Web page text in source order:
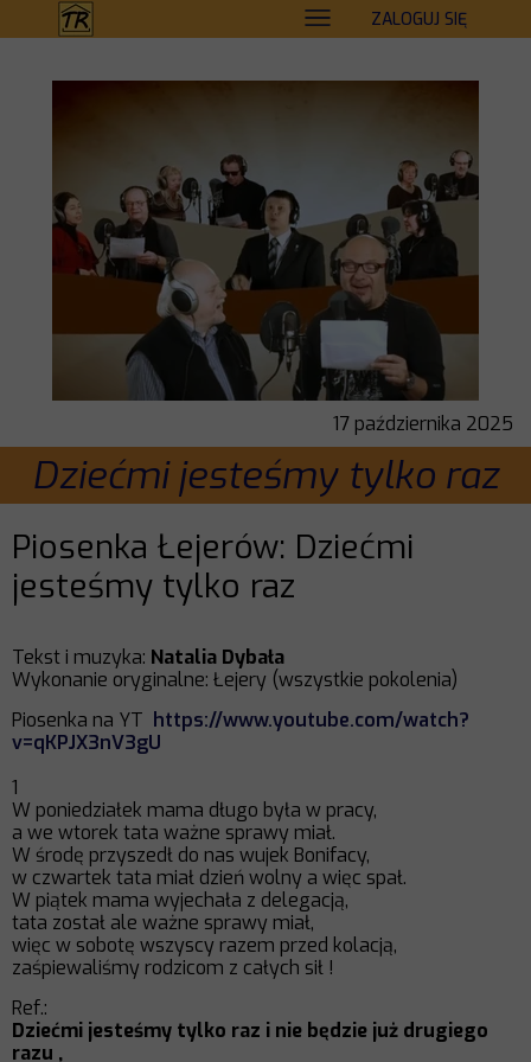
ZALOGUJ SIĘ
17 października 2025
Dziećmi jesteśmy tylko raz
Piosenka Łejerów: Dziećmi
jesteśmy tylko raz
Tekst i muzyka: Natalia Dybała
Wykonanie oryginalne: Łejery (wszystkie pokolenia)
Piosenka na YT https://www.youtube.com/watch?
v=qKPJX3nV3gU
1
W poniedziałek mama długo była w pracy,
a we wtorek tata ważne sprawy miał.
W środę przyszedł do nas wujek Bonifacy,
w czwartek tata miał dzień wolny a więc spał.
W piątek mama wyjechała z delegacją,
tata został ale ważne sprawy miał,
więc w sobotę wszyscy razem przed kolacją,
zaśpiewaliśmy rodzicom z całych sił !
Ref.:
Dziećmi jesteśmy tylko raz i nie będzie już drugiego
razu ,